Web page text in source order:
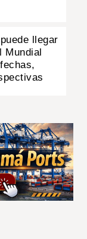
llegar
Mundial